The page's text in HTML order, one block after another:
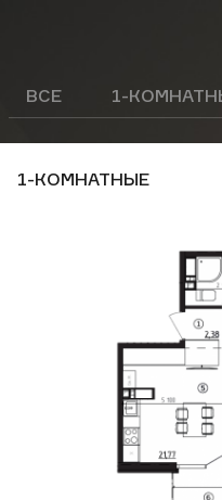
Загрузить презентацию:
Бизнес-центр
ВСЕ 1-
1-КОМНАТНЫЕ